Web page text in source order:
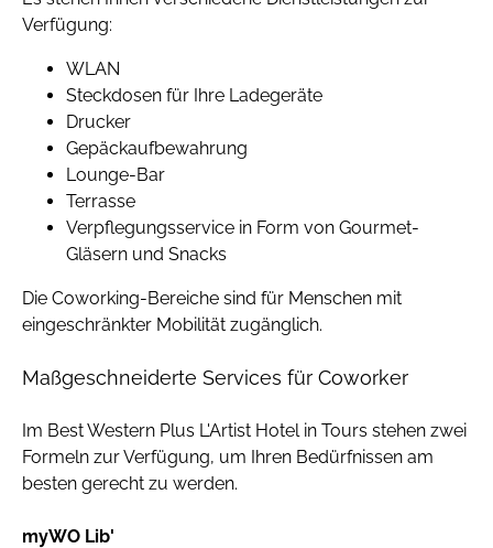
Verfügung:
WLAN
Steckdosen für Ihre Ladegeräte
Drucker
Gepäckaufbewahrung
Lounge-Bar
Terrasse
Verpflegungsservice in Form von Gourmet-
Gläsern und Snacks
Die Coworking-Bereiche sind für Menschen mit
eingeschränkter Mobilität zugänglich.
Maßgeschneiderte Services für Coworker
Im Best Western Plus L'Artist Hotel in Tours stehen zwei
Formeln zur Verfügung, um Ihren Bedürfnissen am
besten gerecht zu werden.
myWO Lib'